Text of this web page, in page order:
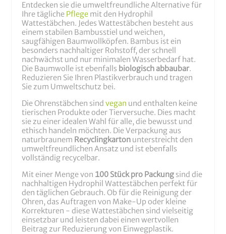
Entdecken sie die umweltfreundliche Alternative für
Ihre tägliche Pflege mit den Hydrophil
Wattestäbchen. Jedes Wattestäbchen besteht aus
einem stabilen Bambusstiel und weichen,
saugfähigen Baumwollköpfen. Bambus ist ein
besonders nachhaltiger Rohstoff, der schnell
nachwächst und nur minimalen Wasserbedarf hat.
Die Baumwolle ist ebenfalls biologisch abbaubar.
Reduzieren Sie Ihren Plastikverbrauch und tragen
Sie zum Umweltschutz bei.
Die Ohrenstäbchen sindvegan und enthalten keine
tierischen Produkte oder Tierversuche. Dies macht
sie zu einer idealen Wahl für alle, die bewusst und
ethisch handeln möchten. Die Verpackung aus
naturbraunem Recyclingkarton unterstreicht den
umweltfreundlichen Ansatz und ist ebenfalls
vollständig recycelbar.
Mit einer Menge von 100 Stück pro Packung sind die
nachhaltigen Hydrophil Wattestäbchen perfekt für
den täglichen Gebrauch. Ob für die Reinigung der
Ohren, das Auftragen von Make-Up oder kleine
Korrekturen - diese Wattestäbchen sind vielseitig
einsetzbar und leisten dabei einen wertvollen
Beitrag zur Reduzierung von Einwegplastik.